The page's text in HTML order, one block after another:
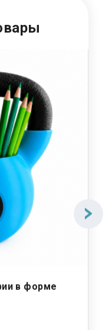
в форме